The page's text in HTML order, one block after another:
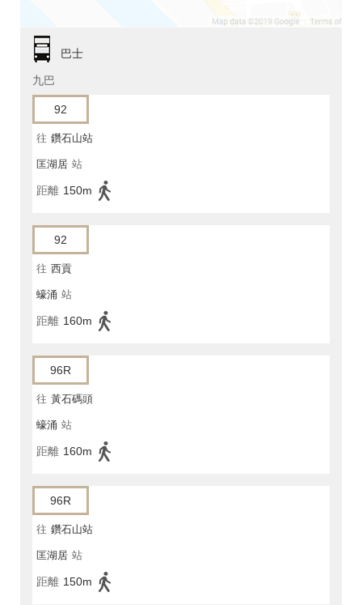
巴士
九巴
92
往 鑽石山站
匡湖居 站
距離 150m
92
往 西貢
蠔涌 站
距離 160m
96R
往 黃石碼頭
蠔涌 站
距離 160m
96R
往 鑽石山站
匡湖居 站
距離 150m